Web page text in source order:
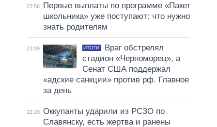
23:56
Первые выплаты по программе «Пакет
школьника» уже поступают: что нужно
знать родителям
23:09 ИТОГИ
Враг обстрелял
стадион «Черноморец», а
Сенат США поддержал
«адские санкции» против рф. Главное
за день
22:29 Оккупанты ударили из РСЗО по
Славянску, есть жертва и ранены